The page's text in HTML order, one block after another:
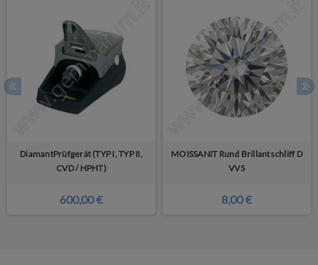
DiamantPrüfgerät (TYP I, TYP II,
CVD / HPHT)
600,00 €
MOISSANIT Rund Brillantschliff D
VVS
8,00 €